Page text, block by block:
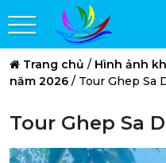
Trang chủ / Hình ảnh
năm 2026 / Tour Ghep Sa
Tour Ghep Sa